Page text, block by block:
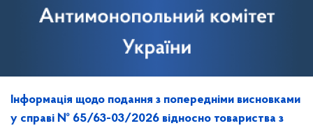
Інформація щодо подання з попередніми висновками
у справі № 65/63-03/2026 відносно товариства з